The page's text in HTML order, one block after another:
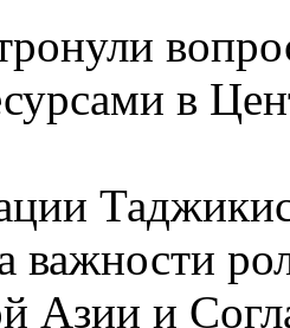
в
важности
Азии и